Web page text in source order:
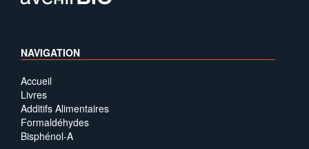
NAVIGATION
Accueil
Livres
Additifs Alimentaires
Formaldéhydes
Bisphénol-A